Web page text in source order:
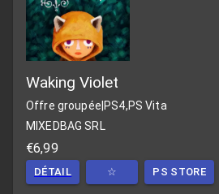
Waking Violet
Offre groupée PS4,PS Vita
MIXEDBAG SRL
€6,99
DÉTAIL ☆ PS STORE